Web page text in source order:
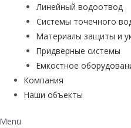
Линейный водоотвод
Системы точечного
Материалы защиты и
Придверные системы
Емкостное
Компания
Наши объекты
Menu